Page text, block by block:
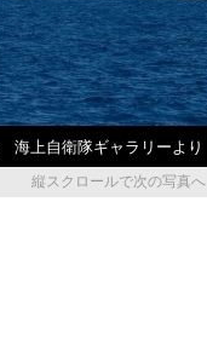
海上自衛隊ギャラリーより
縦スクロールで次の写真へ